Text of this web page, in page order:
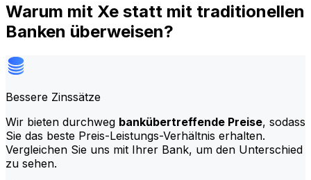
Warum mit Xe statt mit traditionellen
Banken überweisen?
Bessere Zinssätze
Wir bieten durchweg bankübertreffende Preise, sodass
Sie das beste Preis-Leistungs-Verhältnis erhalten.
Vergleichen Sie uns mit Ihrer Bank, um den Unterschied
zu sehen.